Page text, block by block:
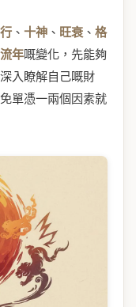
、 十神 、 旺衰 、 格
流年嘅變化，先能夠
入瞭解自己嘅財
單憑一兩個因素就